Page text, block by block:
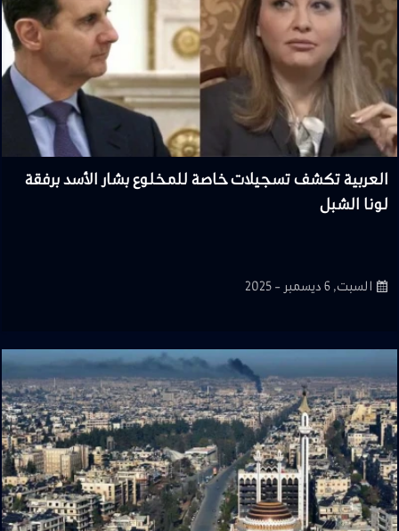
العربية تكشف تسجيلات خاصة للمخلوع بشار الأسد برفقة
لونا الشبل
السبت, 6 ديسمبر - 2025